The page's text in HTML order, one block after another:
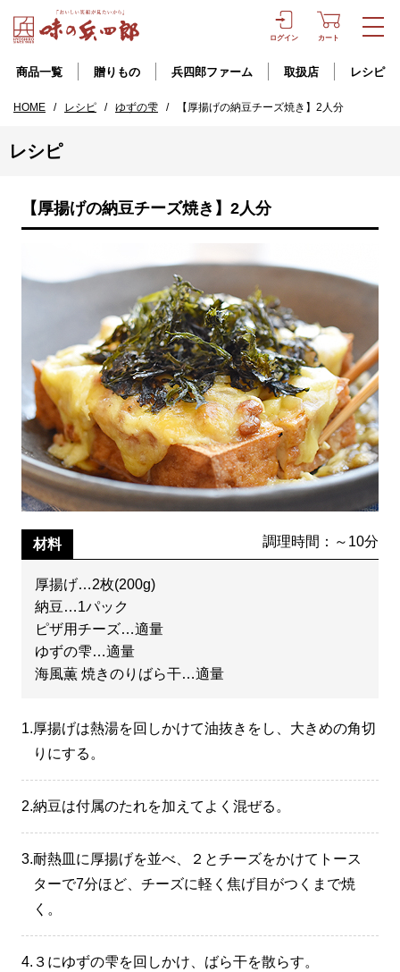
ログイン カート
商品一覧 贈りもの 兵四郎ファーム 取扱店 レシピ
HOME / レシピ / ゆずの雫 / 【厚揚げの納豆チーズ焼き】2人分
レシピ
【厚揚げの納豆チーズ焼き】2人分
材料 調理時間：～10分
厚揚げ…2枚(200g)
納豆…1パック
ピザ用チーズ…適量
ゆずの雫…適量
海風薫 焼きのりばら干…適量
1.厚揚げは熱湯を回しかけて油抜きをし、大きめの角切
りにする。
2.納豆は付属のたれを加えてよく混ぜる。
3.耐熱皿に厚揚げを並べ、２とチーズをかけてトース
ターで7分ほど、チーズに軽く焦げ目がつくまで焼
く。
4. ３にゆずの雫を回しかけ、ばら干を散らす。